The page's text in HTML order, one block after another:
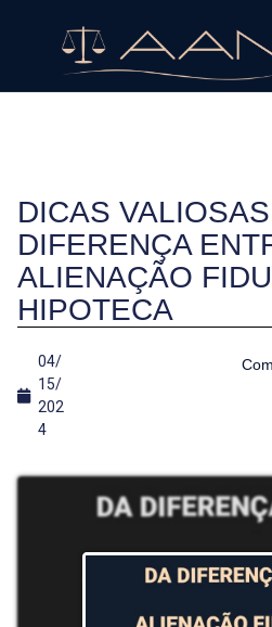
DICAS
DIFERENÇA
ALIENAÇÃO
HIPOTECA
04/
15/
202
4